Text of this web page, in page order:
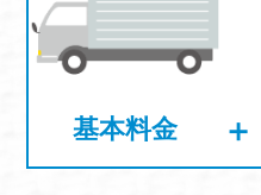
基本料金 ＋